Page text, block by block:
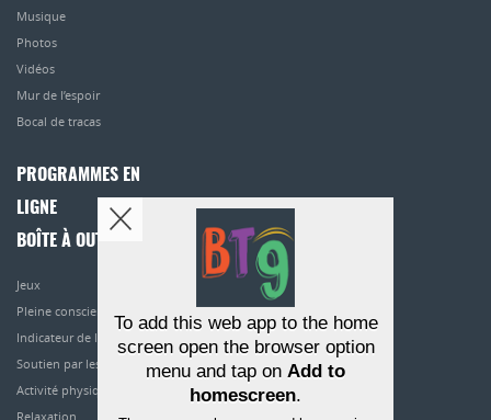
Musique
Photos
Vidéos
Mur de l’espoir
Bocal de tracas
PROGRAMMES EN
LIGNE
BOÎTE À OUTILS
Jeux
Pleine conscience
Indicateur de l’humeur
Soutien par les pairs
Activité physique
Relaxation
To add this web app to the home
screen open the browser option
menu and tap on Add to
homescreen.